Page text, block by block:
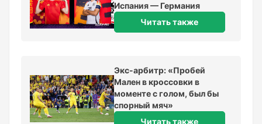
Испания — Германия
Читать также
Экс-арбитр: «Пробей
Мален в кроссовки в
моменте с голом, был бы
спорный мяч»
Читать также